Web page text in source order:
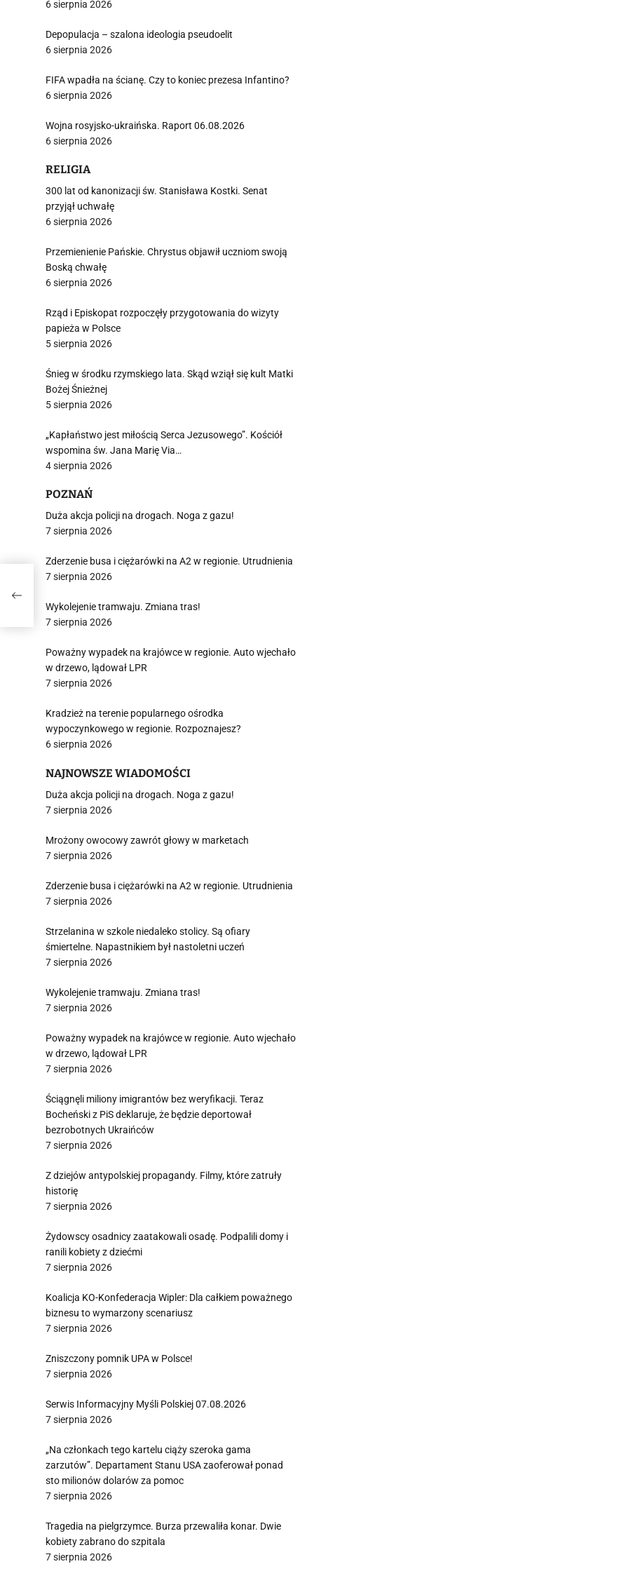
6 sierpnia 2026
Depopulacja – szalona ideologia pseudoelit
6 sierpnia 2026
FIFA wpadła na ścianę. Czy to koniec prezesa Infantino?
6 sierpnia 2026
Wojna rosyjsko-ukraińska. Raport 06.08.2026
6 sierpnia 2026
RELIGIA
300 lat od kanonizacji św. Stanisława Kostki. Senat
przyjął uchwałę
6 sierpnia 2026
Przemienienie Pańskie. Chrystus objawił uczniom swoją
Boską chwałę
6 sierpnia 2026
Rząd i Episkopat rozpoczęły przygotowania do wizyty
papieża w Polsce
5 sierpnia 2026
Śnieg w środku rzymskiego lata. Skąd wziął się kult Matki
Bożej Śnieżnej
5 sierpnia 2026
„Kapłaństwo jest miłością Serca Jezusowego”. Kościół
wspomina św. Jana Marię Via…
4 sierpnia 2026
POZNAŃ
Duża akcja policji na drogach. Noga z gazu!
7 sierpnia 2026
Zderzenie busa i ciężarówki na A2 w regionie. Utrudnienia
7 sierpnia 2026
Wykolejenie tramwaju. Zmiana tras!
7 sierpnia 2026
Poważny wypadek na krajówce w regionie. Auto wjechało
w drzewo, lądował LPR
7 sierpnia 2026
Kradzież na terenie popularnego ośrodka
wypoczynkowego w regionie. Rozpoznajesz?
6 sierpnia 2026
NAJNOWSZE WIADOMOŚCI
Duża akcja policji na drogach. Noga z gazu!
7 sierpnia 2026
Mrożony owocowy zawrót głowy w marketach
7 sierpnia 2026
Zderzenie busa i ciężarówki na A2 w regionie. Utrudnienia
7 sierpnia 2026
Strzelanina w szkole niedaleko stolicy. Są ofiary
śmiertelne. Napastnikiem był nastoletni uczeń
7 sierpnia 2026
Wykolejenie tramwaju. Zmiana tras!
7 sierpnia 2026
Poważny wypadek na krajówce w regionie. Auto wjechało
w drzewo, lądował LPR
7 sierpnia 2026
Ściągnęli miliony imigrantów bez weryfikacji. Teraz
Bocheński z PiS deklaruje, że będzie deportował
bezrobotnych Ukraińców
7 sierpnia 2026
Z dziejów antypolskiej propagandy. Filmy, które zatruły
historię
7 sierpnia 2026
Żydowscy osadnicy zaatakowali osadę. Podpalili domy i
ranili kobiety z dziećmi
7 sierpnia 2026
Koalicja KO-Konfederacja Wipler: Dla całkiem poważnego
biznesu to wymarzony scenariusz
7 sierpnia 2026
Zniszczony pomnik UPA w Polsce!
7 sierpnia 2026
Serwis Informacyjny Myśli Polskiej 07.08.2026
7 sierpnia 2026
„Na członkach tego kartelu ciąży szeroka gama
zarzutów”. Departament Stanu USA zaoferował ponad
sto milionów dolarów za pomoc
7 sierpnia 2026
Tragedia na pielgrzymce. Burza przewaliła konar. Dwie
kobiety zabrano do szpitala
7 sierpnia 2026